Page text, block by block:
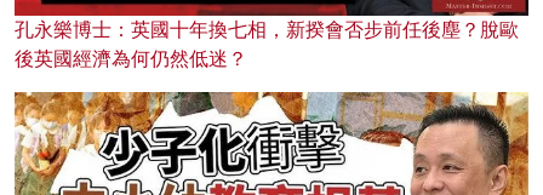
孔永樂博士：英國十年換七相，新揆會否步前任後塵？脫歐
後英國經濟為何仍然低迷？